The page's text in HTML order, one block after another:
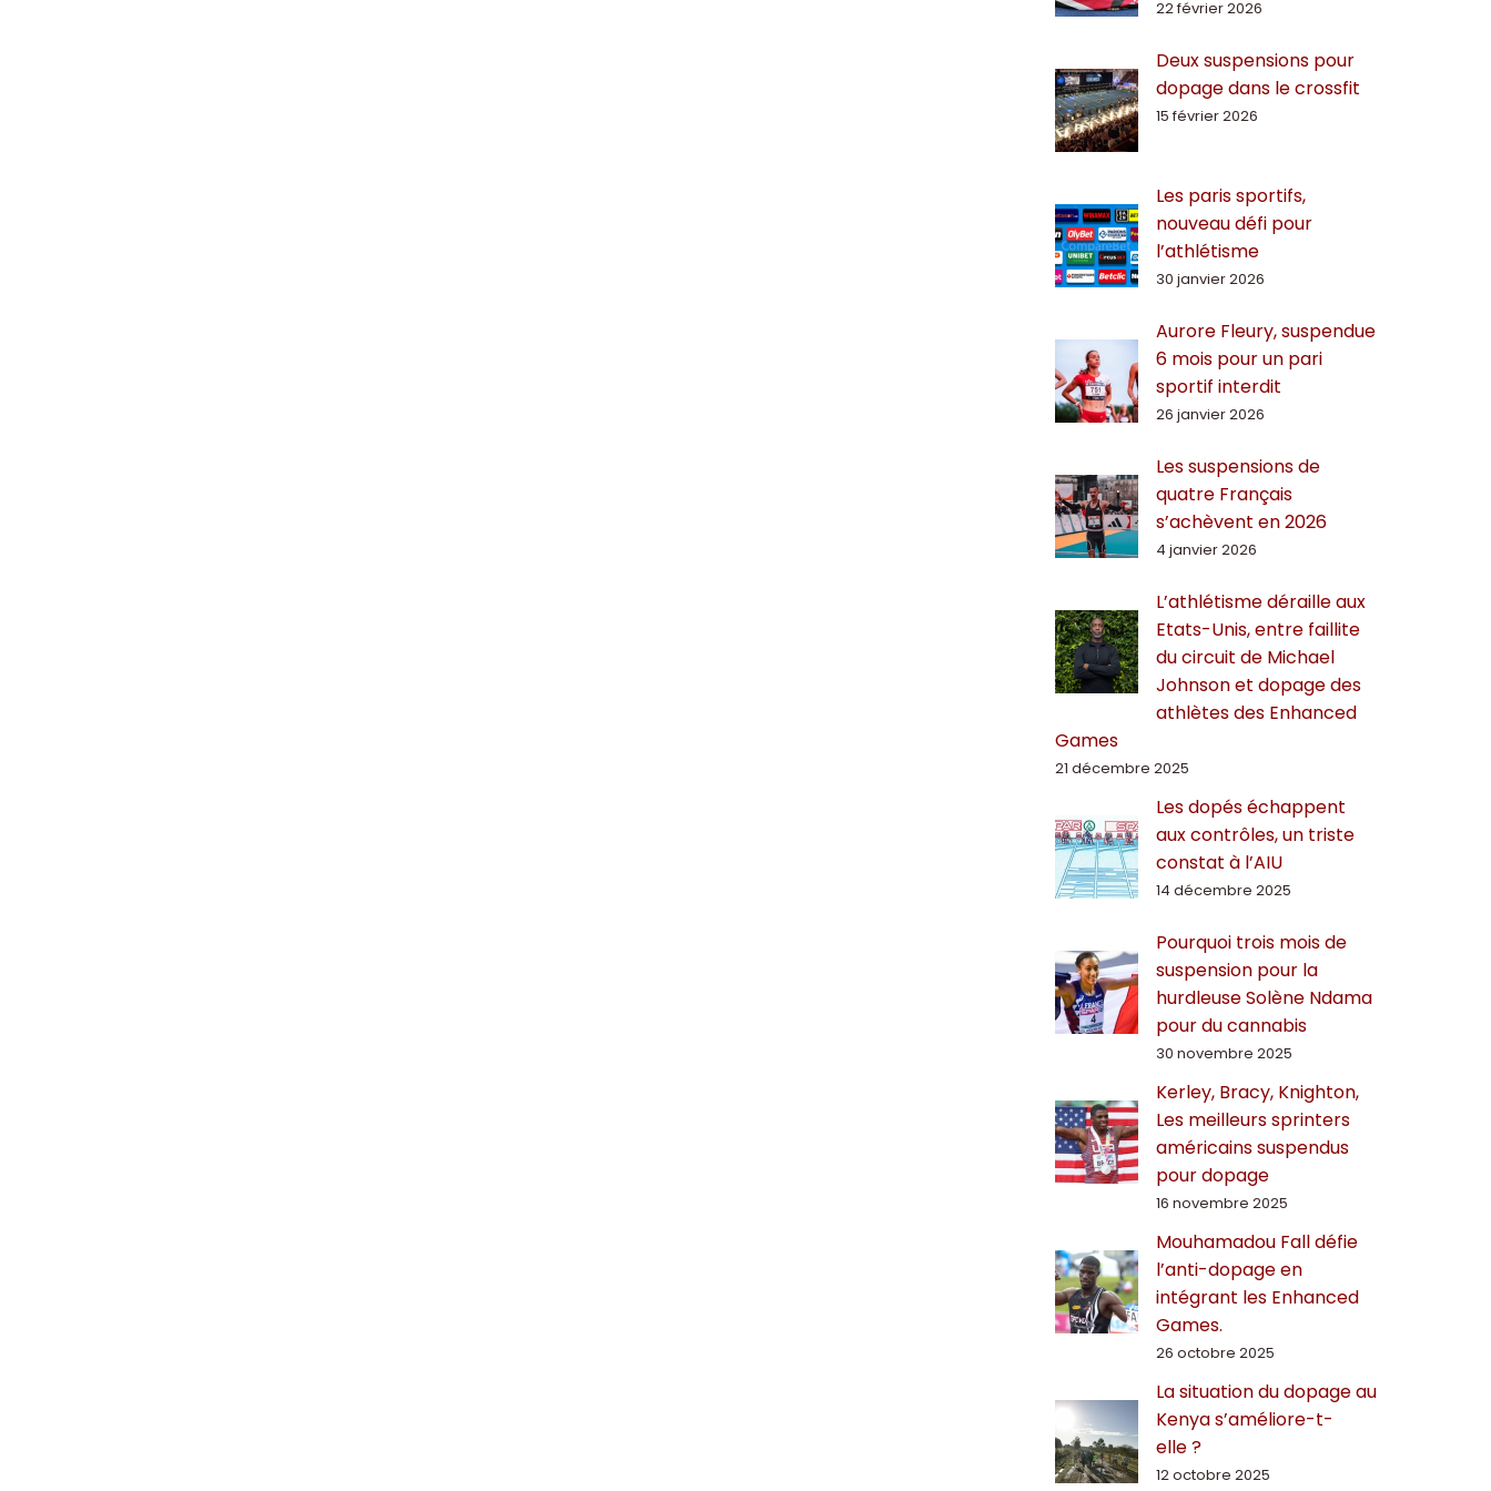
22 février 2026
Deux suspensions pour
dopage dans le crossfit
15 février 2026
Les paris sportifs,
nouveau défi pour
l’athlétisme
30 janvier 2026
Aurore Fleury, suspendue
6 mois pour un pari
sportif interdit
26 janvier 2026
Les suspensions de
quatre Français
s’achèvent en 2026
4 janvier 2026
L’athlétisme déraille aux
Etats-Unis, entre faillite
du circuit de Michael
Johnson et dopage des
athlètes des Enhanced
Games
21 décembre 2025
Les dopés échappent
aux contrôles, un triste
constat à l’AIU
14 décembre 2025
Pourquoi trois mois de
suspension pour la
hurdleuse Solène Ndama
pour du cannabis
30 novembre 2025
Kerley, Bracy, Knighton,
Les meilleurs sprinters
américains suspendus
pour dopage
16 novembre 2025
Mouhamadou Fall défie
l’anti-dopage en
intégrant les Enhanced
Games.
26 octobre 2025
La situation du dopage au
Kenya s’améliore-t-
elle ?
12 octobre 2025